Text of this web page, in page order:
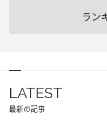
ラン
LATEST
最新の記事